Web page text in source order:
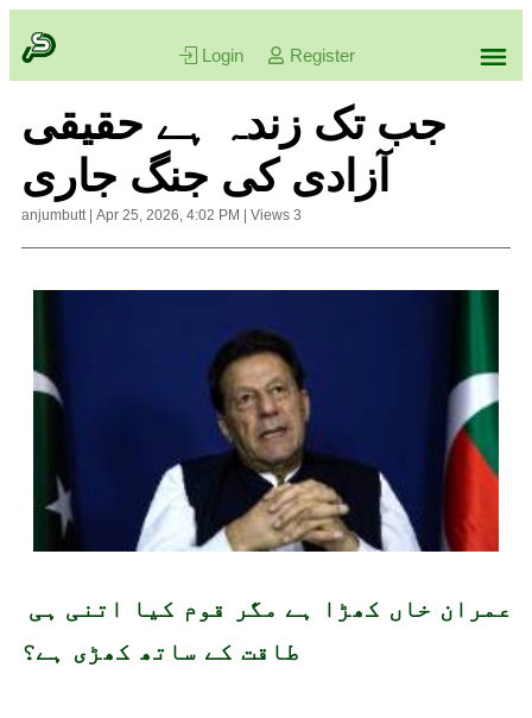
Login Register
جب تک زندہ ہے حقیقی
آزادی کی جنگ جاری
anjumbutt| Apr 25, 2026, 4:02 PM Views 3
طاقت کے ساتھ کھڑی ہے؟